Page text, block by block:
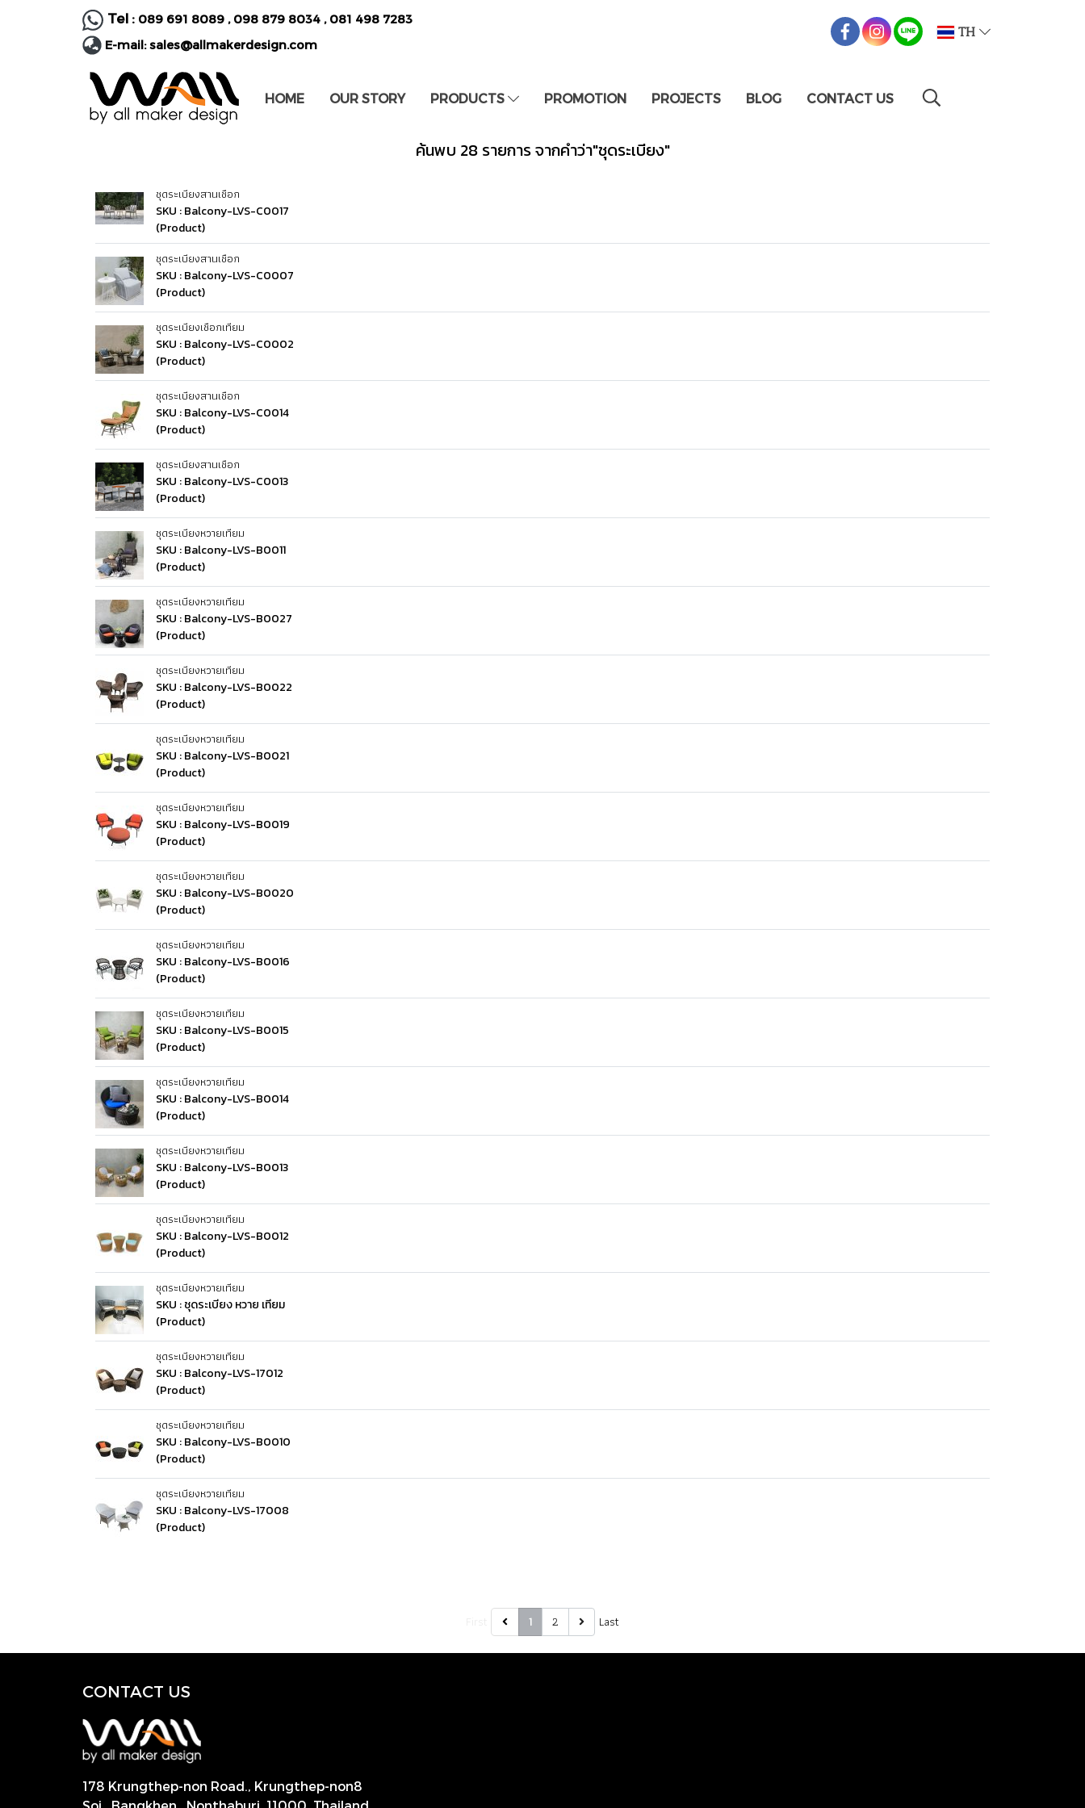
Tel : 089 691 8089 , 098 879 8034 , 081 498 7283
E-mail:sales@allmakerdesign.com
TH
HOME OUR STORY PRODUCTS PROMOTION PROJECTS BLOG CONTACT US
ค้นพบ 28 รายการ จากคำว่า"ชุดระเบียง"
ชุดระเบียงสานเชือก
SKU : Balcony-LVS-C0017
(Product)
ชุดระเบียงสานเชือก
SKU : Balcony-LVS-C0007
(Product)
ชุดระเบียงเชือกเทียม
SKU : Balcony-LVS-C0002
(Product)
ชุดระเบียงสานเชือก
SKU : Balcony-LVS-C0014
(Product)
ชุดระเบียงสานเชือก
SKU : Balcony-LVS-C0013
(Product)
ชุดระเบียงหวายเทียม
SKU : Balcony-LVS-B0011
(Product)
ชุดระเบียงหวายเทียม
SKU : Balcony-LVS-B0027
(Product)
ชุดระเบียงหวายเทียม
SKU : Balcony-LVS-B0022
(Product)
ชุดระเบียงหวายเทียม
SKU : Balcony-LVS-B0021
(Product)
ชุดระเบียงหวายเทียม
SKU : Balcony-LVS-B0019
(Product)
ชุดระเบียงหวายเทียม
SKU : Balcony-LVS-B0020
(Product)
ชุดระเบียงหวายเทียม
SKU : Balcony-LVS-B0016
(Product)
ชุดระเบียงหวายเทียม
SKU : Balcony-LVS-B0015
(Product)
ชุดระเบียงหวายเทียม
SKU : Balcony-LVS-B0014
(Product)
ชุดระเบียงหวายเทียม
SKU : Balcony-LVS-B0013
(Product)
ชุดระเบียงหวายเทียม
SKU : Balcony-LVS-B0012
(Product)
ชุดระเบียงหวายเทียม
SKU : ชุดระเบียง หวาย เทียม
(Product)
ชุดระเบียงหวายเทียม
SKU : Balcony-LVS-17012
(Product)
ชุดระเบียงหวายเทียม
SKU : Balcony-LVS-B0010
(Product)
ชุดระเบียงหวายเทียม
SKU : Balcony-LVS-17008
(Product)
1 2 Last
CONTACT US
178 Krungthep-non Road., Krungthep-non8